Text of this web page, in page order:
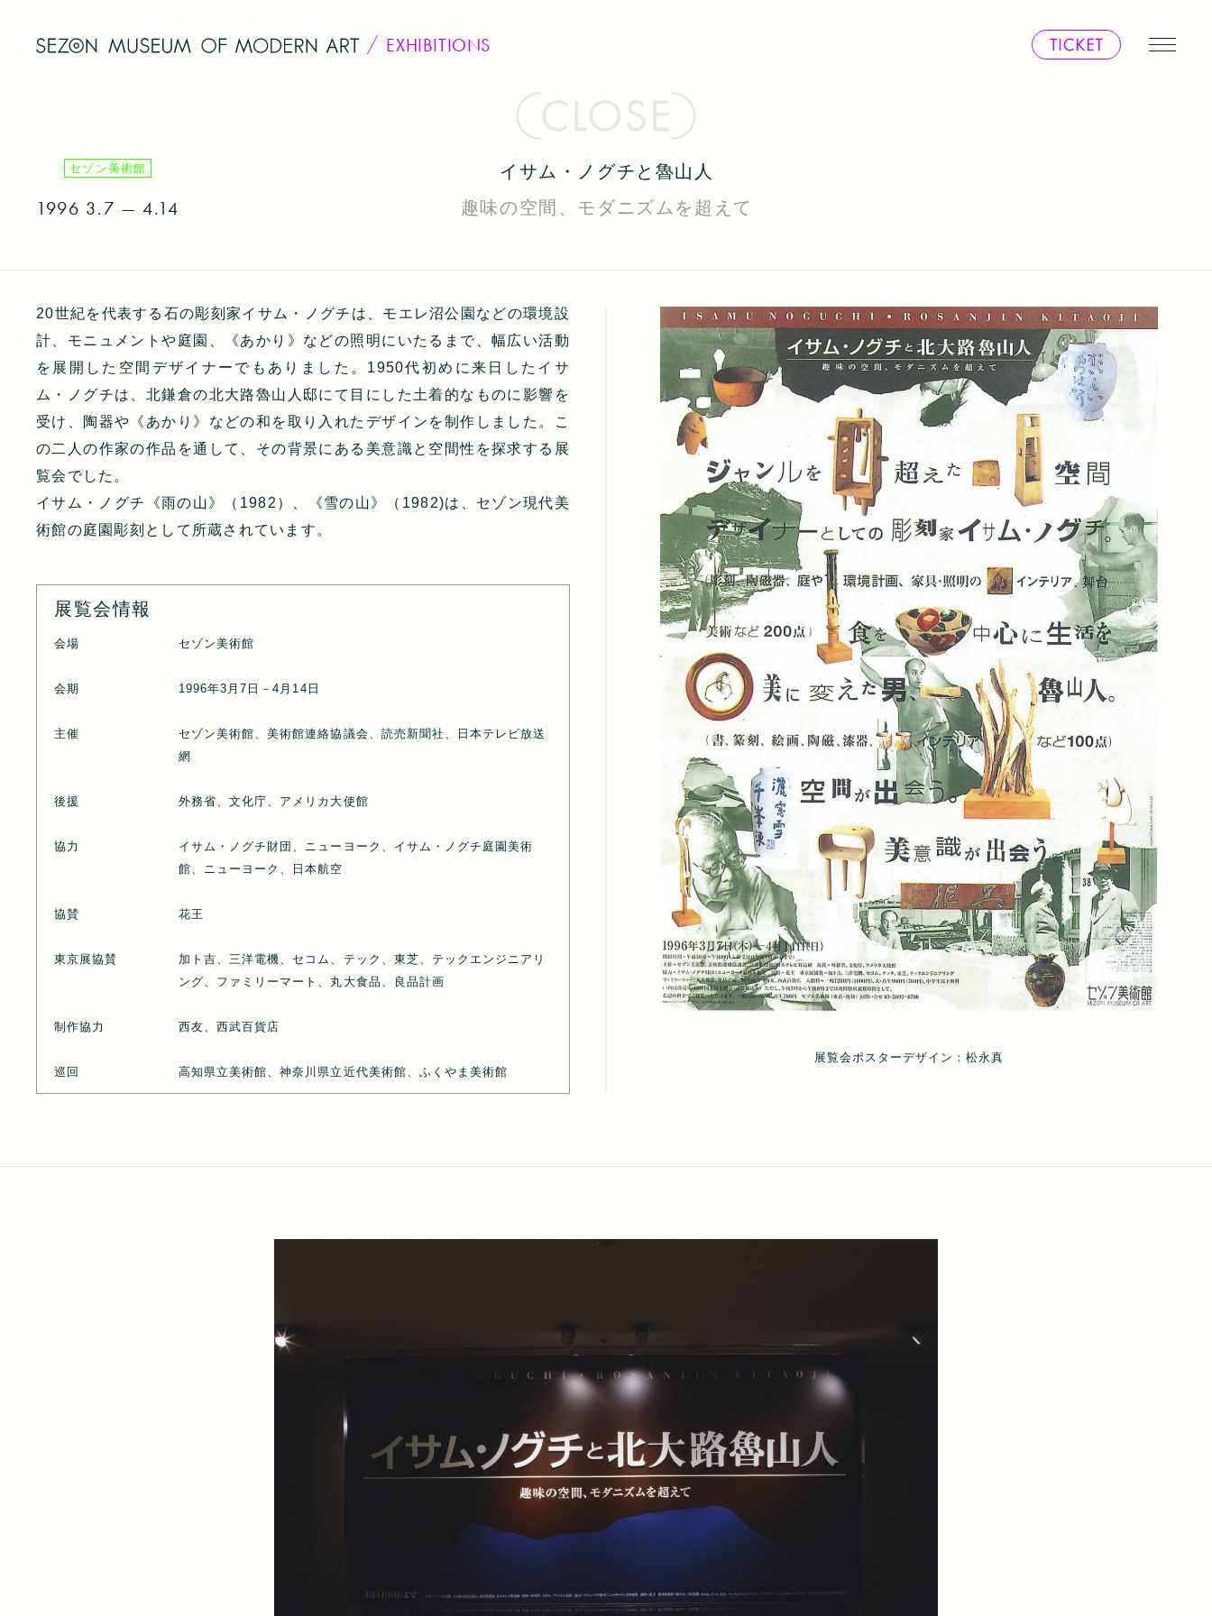
EXHIBITIONS
セゾン美術館
1996 3.7 — 4.14
イサム・ノグチと魯山人
趣味の空間、モダニズムを超えて
展覧会ポスターデザイン：松永真
20世紀を代表する石の彫刻家イサム・ノグチは、モエレ沼公園などの環境設
計、モニュメントや庭園、《あかり》などの照明にいたるまで、幅広い活動
を展開した空間デザイナーでもありました。1950代初めに来日したイサ
ム・ノグチは、北鎌倉の北大路魯山人邸にて目にした土着的なものに影響を
受け、陶器や《あかり》などの和を取り入れたデザインを制作しました。こ
の二人の作家の作品を通して、その背景にある美意識と空間性を探求する展
覧会でした。
イサム・ノグチ《雨の山》（1982）、《雪の山》（1982)は、セゾン現代美
術館の庭園彫刻として所蔵されています。
展覧会情報
会場 セゾン美術館
会期 1996年3月7日－4月14日
主催
セゾン美術館、美術館連絡協議会、読売新聞社、日本テレビ放送
網
後援 外務省、文化庁、アメリカ大使館
協力
イサム・ノグチ財団、ニューヨーク、イサム・ノグチ庭園美術
館、ニューヨーク、日本航空
協賛 花王
東京展協賛
加ト吉、三洋電機、セコム、テック、東芝、テックエンジニアリ
ング、ファミリーマート、丸大食品、良品計画
制作協力 西友、西武百貨店
巡回 高知県立美術館、神奈川県立近代美術館、ふくやま美術館